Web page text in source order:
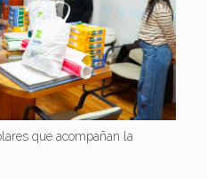
que acompañan la